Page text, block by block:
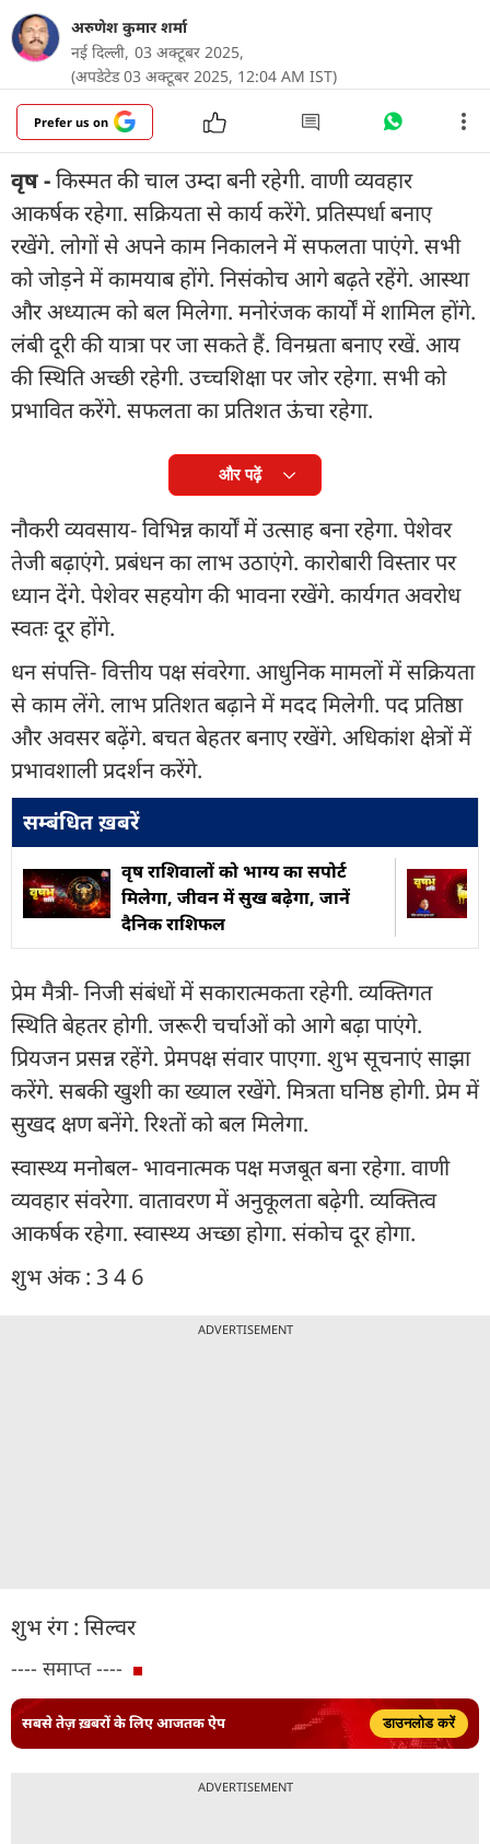
अरुणेश कुमार शर्मा
नई दिल्ली, 03 अक्टूबर 2025,
(अपडेटेड 03 अक्टूबर 2025, 12:04 AM IST)
Prefer us on
वृष -किस्मत की चाल उम्दा बनी रहेगी. वाणी व्यवहार
आकर्षक रहेगा. सक्रियता से कार्य करेंगे. प्रतिस्पर्धा बनाए
रखेंगे. लोगों से अपने काम निकालने में सफलता पाएंगे. सभी
को जोड़ने में कामयाब होंगे. निसंकोच आगे बढ़ते रहेंगे. आस्था
और अध्यात्म को बल मिलेगा. मनोरंजक कार्यों में शामिल होंगे.
लंबी दूरी की यात्रा पर जा सकते हैं. विनम्रता बनाए रखें. आय
की स्थिति अच्छी रहेगी. उच्चशिक्षा पर जोर रहेगा. सभी को
प्रभावित करेंगे. सफलता का प्रतिशत ऊंचा रहेगा.
और पढ़ें
नौकरी व्यवसाय- विभिन्न कार्यों में उत्साह बना रहेगा. पेशेवर
तेजी बढ़ाएंगे. प्रबंधन का लाभ उठाएंगे. कारोबारी विस्तार पर
ध्यान देंगे. पेशेवर सहयोग की भावना रखेंगे. कार्यगत अवरोध
स्वतः दूर होंगे.
धन संपत्ति- वित्तीय पक्ष संवरेगा. आधुनिक मामलों में सक्रियता
से काम लेंगे. लाभ प्रतिशत बढ़ाने में मदद मिलेगी. पद प्रतिष्ठा
और अवसर बढ़ेंगे. बचत बेहतर बनाए रखेंगे. अधिकांश क्षेत्रों में
प्रभावशाली प्रदर्शन करेंगे.
सम्बंधित ख़बरें
वृष राशिवालों को भाग्य का सपोर्ट
मिलेगा, जीवन में सुख बढ़ेगा, जानें
दैनिक राशिफल
प्रेम मैत्री- निजी संबंधों में सकारात्मकता रहेगी. व्यक्तिगत
स्थिति बेहतर होगी. जरूरी चर्चाओं को आगे बढ़ा पाएंगे.
प्रियजन प्रसन्न रहेंगे. प्रेमपक्ष संवार पाएगा. शुभ सूचनाएं साझा
करेंगे. सबकी खुशी का ख्याल रखेंगे. मित्रता घनिष्ठ होगी. प्रेम में
सुखद क्षण बनेंगे. रिश्तों को बल मिलेगा.
स्वास्थ्य मनोबल- भावनात्मक पक्ष मजबूत बना रहेगा. वाणी
व्यवहार संवरेगा. वातावरण में अनुकूलता बढ़ेगी. व्यक्तित्व
आकर्षक रहेगा. स्वास्थ्य अच्छा होगा. संकोच दूर होगा.
शुभ अंक : 3 4 6
ADVERTISEMENT
शुभ रंग : सिल्वर
---- समाप्त ----
सबसे तेज़ ख़बरों के लिए आजतक ऐप डाउनलोड करें
ADVERTISEMENT